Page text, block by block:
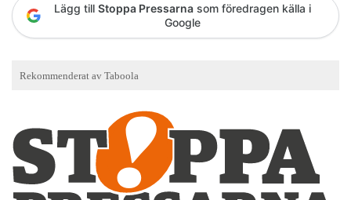
Lägg till Stoppa Pressarna som föredragen källa i
Google